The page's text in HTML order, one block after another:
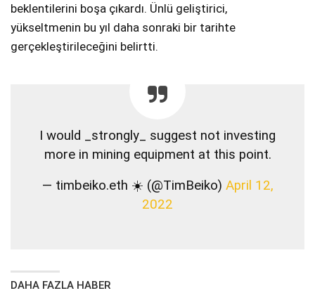
beklentilerini boşa çıkardı. Ünlü geliştirici,
yükseltmenin bu yıl daha sonraki bir tarihte
gerçekleştirileceğini belirtti.
I would _strongly_ suggest not investing
more in mining equipment at this point.
— timbeiko.eth ☀️ (@TimBeiko) April 12,
2022
DAHA FAZLA HABER